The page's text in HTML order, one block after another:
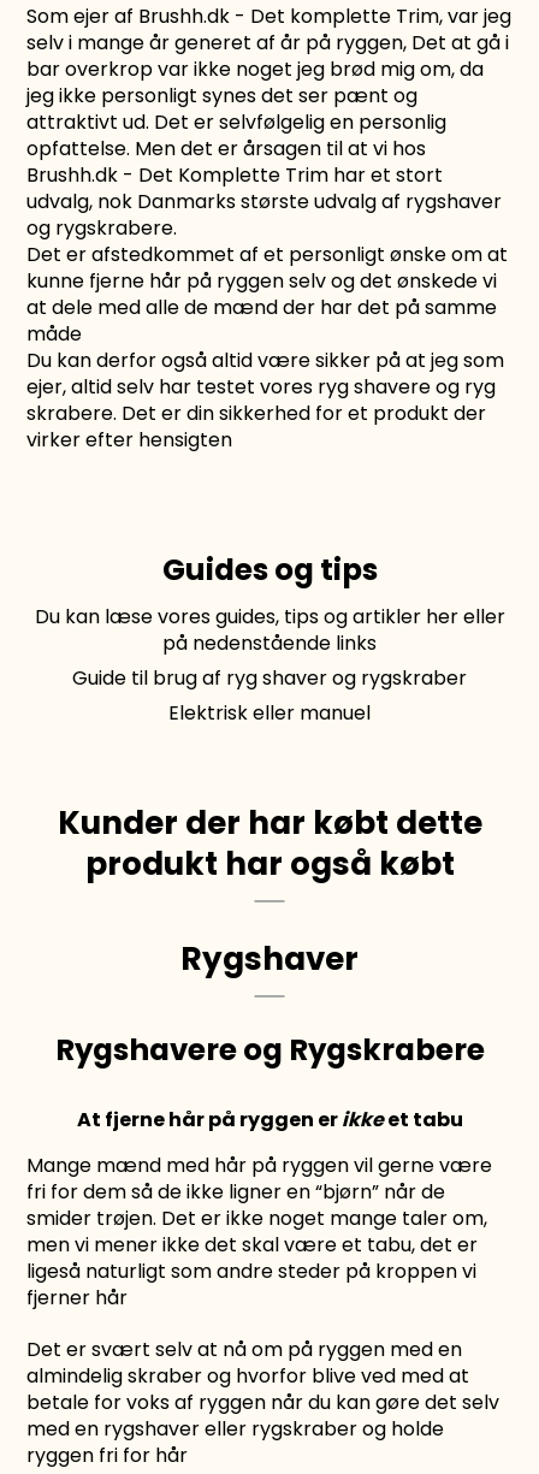
Som ejer af Brushh.dk - Det komplette Trim, var jeg
selv i mange år generet af år på ryggen, Det at gå i
bar overkrop var ikke noget jeg brød mig om, da
jeg ikke personligt synes det ser pænt og
attraktivt ud. Det er selvfølgelig en personlig
opfattelse. Men det er årsagen til at vi hos
Brushh.dk - Det Komplette Trim har et stort
udvalg, nok Danmarks største udvalg af rygshaver
og rygskrabere.
Det er afstedkommet af et personligt ønske om at
kunne fjerne hår på ryggen selv og det ønskede vi
at dele med alle de mænd der har det på samme
måde
Du kan derfor også altid være sikker på at jeg som
ejer, altid selv har testet vores ryg shavere og ryg
skrabere. Det er din sikkerhed for et produkt der
virker efter hensigten
Guides og tips
Du kan læse vores guides, tips og artikler hereller
på nedenstående links
Guide til brug af ryg shaver og rygskraber
Elektrisk eller manuel
Kunder der har købt dette
produkt har også købt
Rygshaver
Rygshavere og Rygskrabere
At fjerne hår på ryggen erikkeet tabu
Mange mænd med hår på ryggen vil gerne være
fri for dem så de ikke ligner en “bjørn” når de
smider trøjen. Det er ikke noget mange taler om,
men vi mener ikke det skal være et tabu, det er
ligeså naturligt som andre steder på kroppen vi
fjerner hår
Det er svært selv at nå om på ryggen med en
almindelig skraber og hvorfor blive ved med at
betale for voks af ryggen når du kan gøre det selv
med en rygshavereller rygskraberog holde
ryggen fri for hår